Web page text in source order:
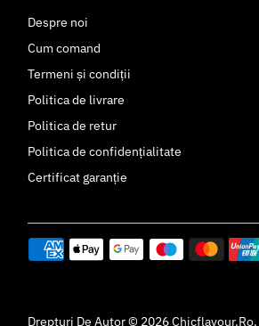
Despre noi
Cum comand
Termeni și condiții
Politica de livrare
Politica de retur
Politica de confidențialitate
Certificat garanție
Drepturi De Autor © 2026Chicflavour.ro.